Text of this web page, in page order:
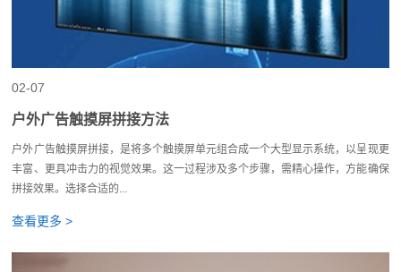
02-07
户外广告触摸屏拼接方法
户外广告触摸屏拼接，是将多个触摸屏单元组合成一个大型显示系统，以呈现更
丰富、更具冲击力的视觉效果。这一过程涉及多个步骤，需精心操作，方能确保
拼接效果。选择合适的...
查看更多 >